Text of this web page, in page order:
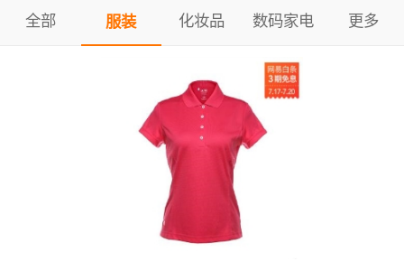
全部 服装 化妆品 数码家电 更多